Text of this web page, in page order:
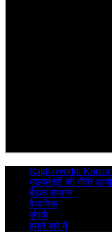
Raghavendra
मुख्यमंत्री की नीति
बैठक सम्पन्न
वैधानिक
संपर्क
हमारे बारे में